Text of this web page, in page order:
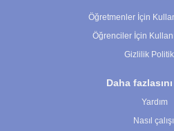
Öğretmenler İçin
Öğrenciler İçin
Gizlilik
Daha
Yardım
Nasıl